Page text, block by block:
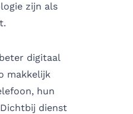
zijn als
digitaal
makkelijk
hun
dienst